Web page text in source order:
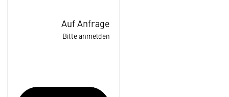
Auf Anfrage
Bitte anmelden